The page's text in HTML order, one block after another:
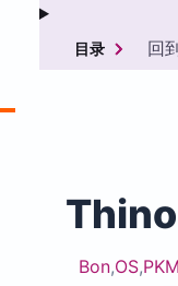
目录 回
Bon,OS,